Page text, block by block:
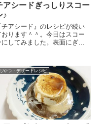
アシードぎっしりスコー
♪
チアシード』のレシピが続い
おります＾＾。今日はスコー
にしてみました。表面にぎっ
ゃいますよ～😉 ボールに薄
粉 100g、てんさい糖 大さ
1、ベーキングパウダー 小さ
...
やつ・デザートレシピ